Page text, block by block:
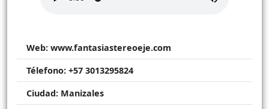
Web: www.fantasiastereoeje.com
Télefono: +57 3013295824
Ciudad: Manizales